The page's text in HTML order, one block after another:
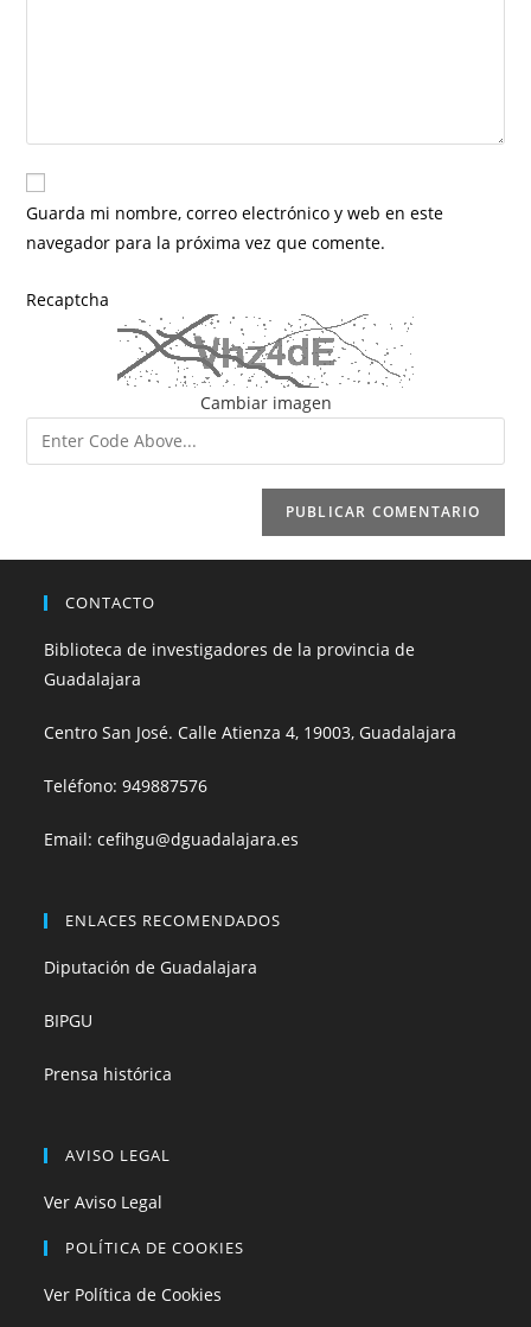
Guarda mi nombre, correo electrónico y web en este
navegador para la próxima vez que comente.
Recaptcha
Cambiar imagen
CONTACTO
Biblioteca de investigadores de la provincia de
Guadalajara
Centro San José. Calle Atienza 4, 19003, Guadalajara
Teléfono:949887576
Email:cefihgu@dguadalajara.es
ENLACES RECOMENDADOS
Diputación de Guadalajara
BIPGU
Prensa histórica
AVISO LEGAL
Ver Aviso Legal
POLÍTICA DE COOKIES
Ver Política de Cookies